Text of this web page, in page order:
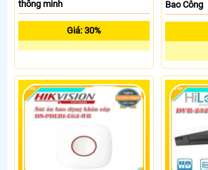
thông minh
Giá: 30%
Bao Công